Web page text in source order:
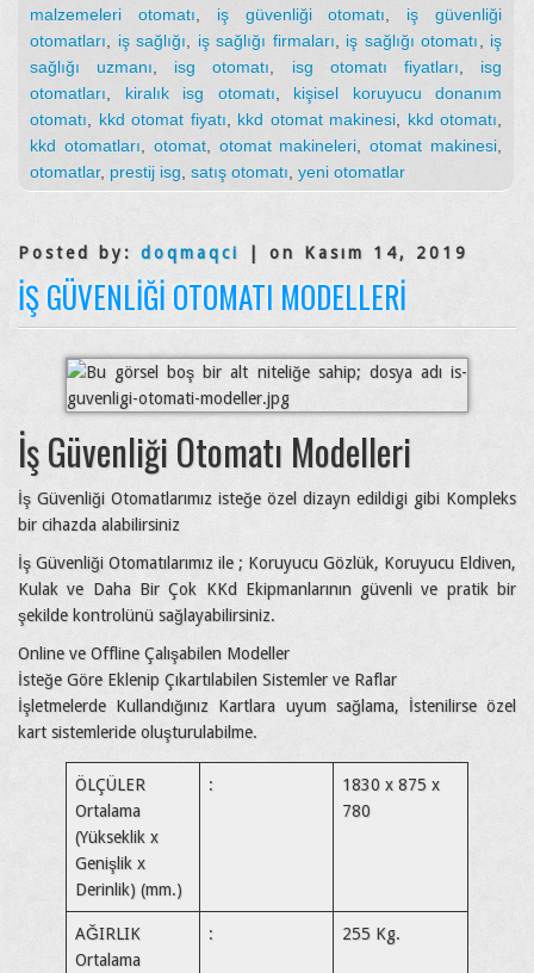
malzemeleri otomatı, iş güvenliği otomatı, iş güvenliği
otomatları, iş sağlığı, iş sağlığı firmaları, iş sağlığı otomatı, iş
sağlığı uzmanı, isg otomatı, isg otomatı fiyatları, isg
otomatları, kiralık isg otomatı, kişisel koruyucu donanım
otomatı, kkd otomat fiyatı, kkd otomat makinesi, kkd otomatı,
kkd otomatları, otomat, otomat makineleri,otomat makinesi,
otomatlar, prestij isg, satış otomatı, yeni otomatlar
Posted by: doqmaqci | on Kasım 14, 2019
İŞ GÜVENLIĞI OTOMATI MODELLERI
İş Güvenliği Otomatı Modelleri
İş Güvenliği Otomatlarımız isteğe özel dizayn edildigi gibi Kompleks
bir cihazda alabilirsiniz
İş Güvenliği Otomatılarımız ile ; Koruyucu Gözlük, Koruyucu Eldiven,
Kulak ve Daha Bir Çok KKd Ekipmanlarının güvenli ve pratik bir
şekilde kontrolünü sağlayabilirsiniz.
Online ve Offline Çalışabilen Modeller
İsteğe Göre Eklenip Çıkartılabilen Sistemler ve Raflar
İşletmelerde Kullandığınız Kartlara uyum sağlama, İstenilirse özel
kart sistemleride oluşturulabilme.
ÖLÇÜLER
Ortalama
(Yükseklik x
Genişlik x
Derinlik) (mm.)
:
1830 x 875 x
780
AĞIRLIK
Ortalama
: 255 Kg.